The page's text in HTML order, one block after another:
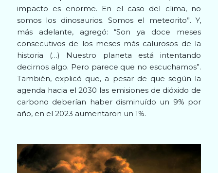
impacto es enorme. En el caso del clima, no
somos los dinosaurios. Somos el meteorito”. Y,
más adelante, agregó: “Son ya doce meses
consecutivos de los meses más calurosos de la
historia (…) Nuestro planeta está intentando
decirnos algo. Pero parece que no escuchamos”.
También, explicó que, a pesar de que según la
agenda hacia el 2030 las emisiones de dióxido de
carbono deberían haber disminuído un 9% por
año, en el 2023 aumentaron un 1%.